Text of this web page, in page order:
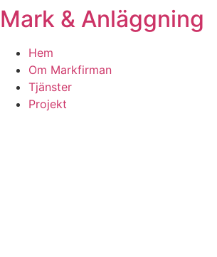
Skip
to
content
Mark & Anläggning
Hem
Om Markfirman
Tjänster
Projekt